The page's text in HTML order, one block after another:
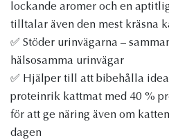
lockande aromer och en
tilltalar även den mest kräsna
✅ Stöder urinvägarna –
hälsosamma urinvägar
✅ Hjälper till att bibehålla
proteinrik kattmat med 40 %
för att ge näring även om
dagen